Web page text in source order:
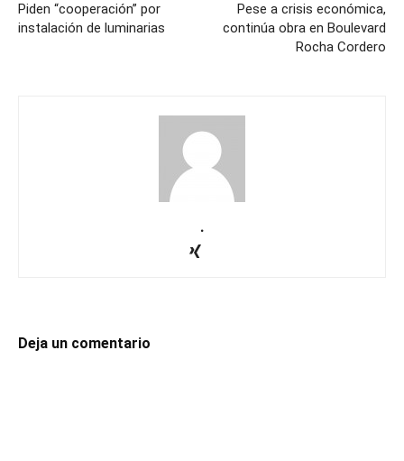
Piden “cooperación” por
instalación de luminarias
Pese a crisis económica,
continúa obra en Boulevard
Rocha Cordero
.
Deja un comentario